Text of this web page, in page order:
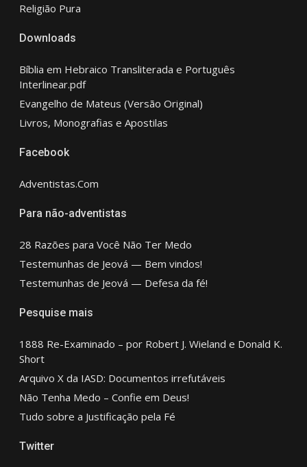
Religião Pura
Downloads
Bíblia em Hebraico Transliterada e Português
Interlinear.pdf
Evangelho de Mateus (Versão Original)
Livros, Monografias e Apostilas
Facebook
Adventistas.Com
Para não-adventistas
28 Razões para Você Não Ter Medo
Testemunhas de Jeová — Bem vindos!
Testemunhas de Jeová — Defesa da fé!
Pesquise mais
1888 Re-Examinado – por Robert J. Wieland e Donald K.
Short
Arquivo X da IASD: Documentos irrefutáveis
Não Tenha Medo – Confie em Deus!
Tudo sobre a Justificação pela Fé
Twitter